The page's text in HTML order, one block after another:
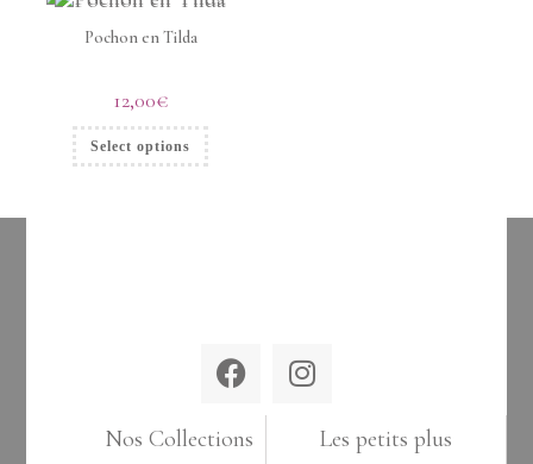
Pochon en Tilda
12,00€
Select options
Nos Collections Les petits plus